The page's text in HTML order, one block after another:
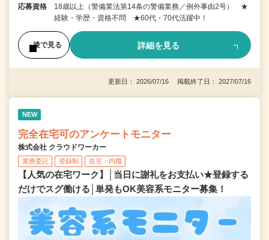
応募資格
18歳以上（警備業法第14条の警備業務／例外事由2号） ★
経験・学歴・資格不問 ★60代・70代活躍中！
後で見る 詳細を見る
更新日： 2026/07/16 掲載終了日： 2027/07/16
NEW
完全在宅可のアンケートモニター
株式会社 クラウドワーカー
業務委託 登録制 在宅・内職
【人気の在宅ワーク】│当日に謝礼をお支払い★登録する
だけでスグ働ける│単発もOK美容系モニター募集！